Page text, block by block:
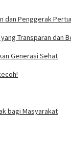
dan Penggerak
Transparan dan
Generasi Sehat
bagi Masyarakat